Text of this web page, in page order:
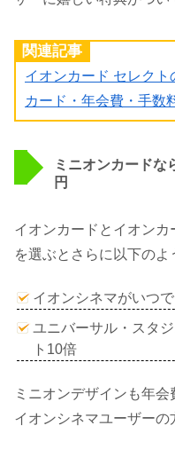
関連記事
イオンカード セレク
カード・年会費・手数
ミニオンカードな
円
イオンカードとイオン
を選ぶとさらに以下のよ
イオンシネマがいつ
ユニバーサル・スタ
ト10倍
ミニオンデザインも年会
イオンシネマユーザーの